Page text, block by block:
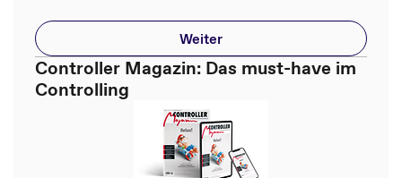
Weiter
Controller Magazin: Das must-have im
Controlling